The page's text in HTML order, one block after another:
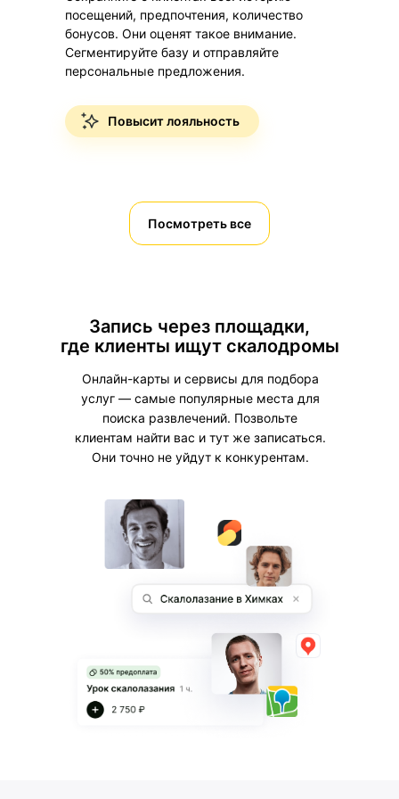
посещений, предпочтения, количество
бонусов. Они оценят такое внимание.
Сегментируйте базу и отправляйте
персональные предложения.
Повысит лояльность
Посмотреть все
Автоматический учет скидок и кэшбэка.
Простая выдача абонементов
клиентам покупать дополнительные
услуги и товары.
Мотивируют клиентов
Отчеты и аналитика
самые популярные. Используйте
данные, чтобы избегать кассового
разрыва и планировать бюджет.
Запись через площадки,
где клиенты ищут скалодромы
Онлайн-карты и сервисы для подбора
услуг — самые популярные места для
поиска развлечений. Позвольте
клиентам найти вас и тут же записаться.
Они точно не уйдут к конкурентам.